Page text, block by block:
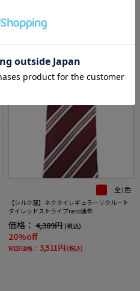
全1色
【シルク混】ネクタイレギュラーリクルート
タイレッドストライプnero通年
価格： 4,389円 (税込)
20%off
WEB価格： 3,511円 (税込)